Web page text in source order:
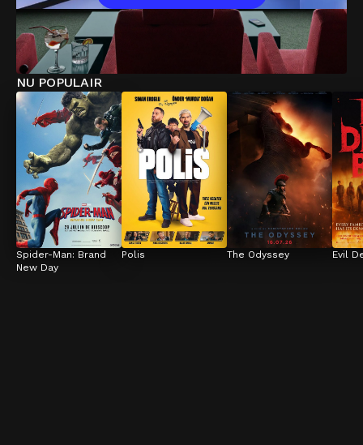
NU POPULAIR
Spider-Man: Brand
New Day
Polis The Odyssey Evil